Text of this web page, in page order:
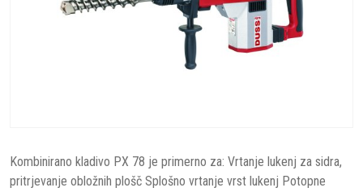
Kombinirano kladivo PX 78 je primerno za: Vrtanje lukenj za sidra,
pritrjevanje obložnih plošč Splošno vrtanje vrst lukenj Potopne